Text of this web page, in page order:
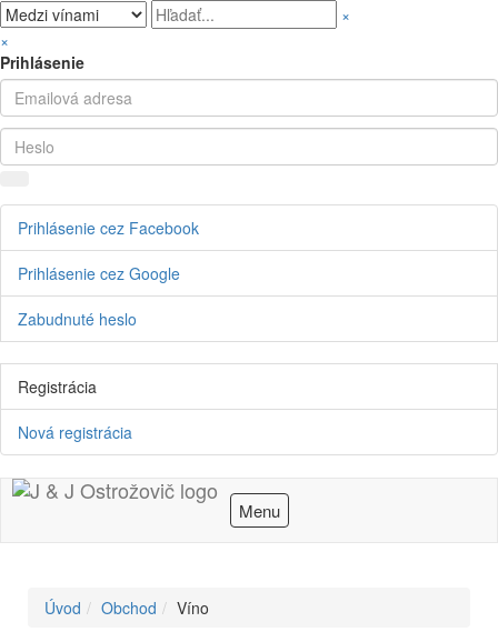
×
×
Prihlásenie
Prihlásenie cez Facebook
Prihlásenie cez Google
Zabudnuté heslo
Registrácia
Nová registrácia
Menu
Úvod Obchod Víno